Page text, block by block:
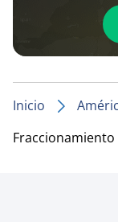
Inicio